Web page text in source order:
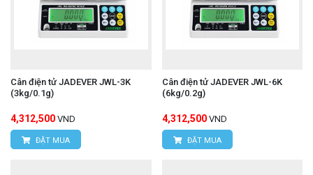
Cân điện tử JADEVER JWL-3K
(3kg/0.1g)
4,312,500 VND
ĐẶT MUA
Cân điện tử JADEVER JWL-6K
(6kg/0.2g)
4,312,500 VND
ĐẶT MUA